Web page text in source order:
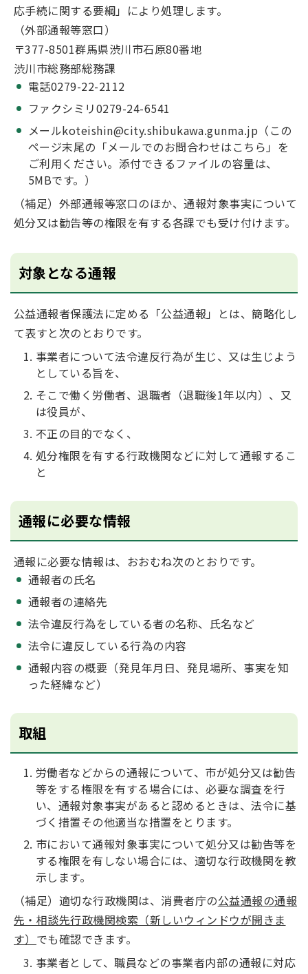
応手続に関する要綱」により処理します。
（外部通報等窓口）
〒377-8501群馬県渋川市石原80番地
渋川市総務部総務課
電話0279-22-2112
ファクシミリ0279-24-6541
メールkoteishin@city.shibukawa.gunma.jp（この
ページ末尾の「メールでのお問合わせはこちら」を
ご利用ください。添付できるファイルの容量は、
5MBです。）
（補足）外部通報等窓口のほか、通報対象事実について
処分又は勧告等の権限を有する各課でも受け付けます。
対象となる通報
公益通報者保護法に定める「公益通報」とは、簡略化し
て表すと次のとおりです。
事業者について法令違反行為が生じ、又は生じよう
としている旨を、
そこで働く労働者、退職者（退職後1年以内）、又
は役員が、
不正の目的でなく、
処分権限を有する行政機関などに対して通報するこ
と
通報に必要な情報
通報に必要な情報は、おおむね次のとおりです。
通報者の氏名
通報者の連絡先
法令違反行為をしている者の名称、氏名など
法令に違反している行為の内容
通報内容の概要（発見年月日、発見場所、事実を知
った経緯など）
取組
労働者などからの通報について、市が処分又は勧告
等をする権限を有する場合には、必要な調査を行
い、通報対象事実があると認めるときは、法令に基
づく措置その他適当な措置をとります。
市において通報対象事実について処分又は勧告等を
する権限を有しない場合には、適切な行政機関を教
示します。
（補足）適切な行政機関は、消費者庁の公益通報の通報
先・相談先行政機関検索（新しいウィンドウが開きま
す） でも確認できます。
事業者として、職員などの事業者内部の通報に対応